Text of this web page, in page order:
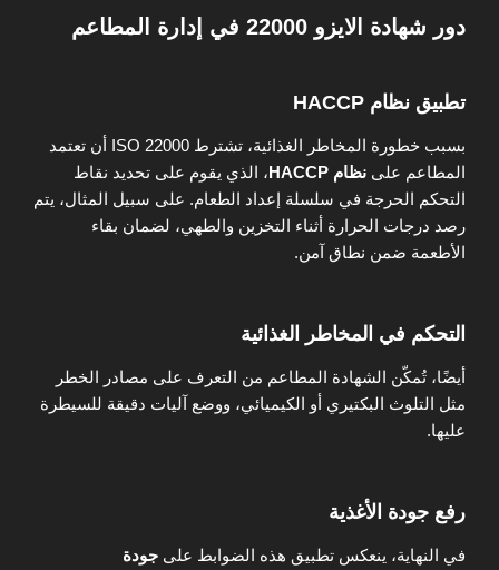
دور شهادة الايزو 22000 في إدارة المطاعم
تطبيق نظام HACCP
بسبب خطورة المخاطر الغذائية، تشترط ISO 22000 أن تعتمد
المطاعم على نظام HACCP
، الذي يقوم على تحديد نقاط
التحكم الحرجة في سلسلة إعداد الطعام. على سبيل المثال، يتم
رصد درجات الحرارة أثناء التخزين والطهي، لضمان بقاء
الأطعمة ضمن نطاق آمن.
التحكم في المخاطر الغذائية
أيضًا، تُمكّن الشهادة المطاعم من التعرف على مصادر الخطر
مثل التلوث البكتيري أو الكيميائي، ووضع آليات دقيقة للسيطرة
عليها.
رفع جودة الأغذية
في النهاية، ينعكس تطبيق هذه الضوابط على جودة